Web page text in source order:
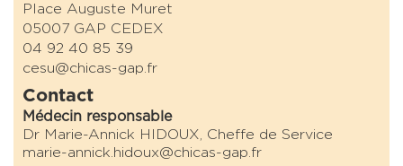
Place Auguste Muret
05007 GAP CEDEX
04 92 40 85 39
cesu@chicas-gap.fr
Contact
Médecin responsable
Dr Marie-Annick HIDOUX, Cheffe de Service
marie-annick.hidoux@chicas-gap.fr